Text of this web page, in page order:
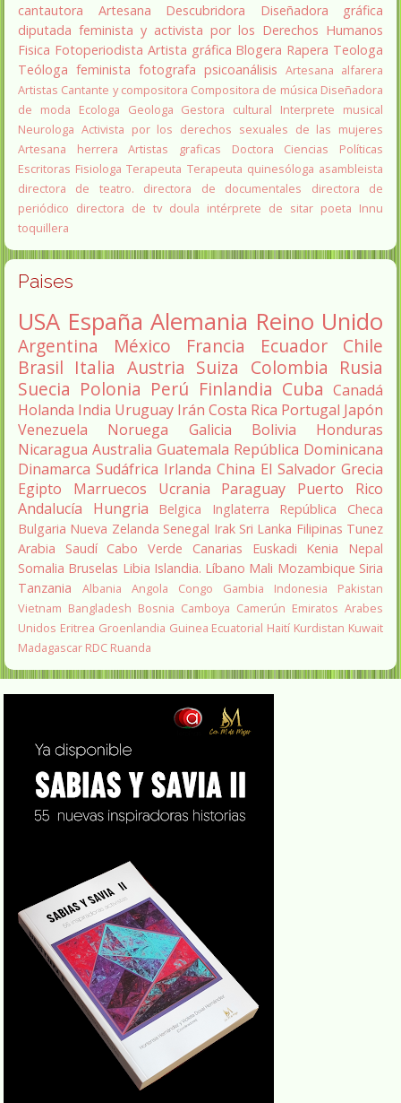
cantautora
Artesana Descubridora
Diseñadora gráfica
diputada feminista y activista por los Derechos Humanos
Fisica Fotoperiodista Artista gráfica Blogera Rapera Teologa
Teóloga feminista fotografa psicoanálisis Artesana alfarera
Artistas Cantante y compositora Compositora de música Diseñadora
de moda
Ecologa Geologa Gestora cultural
Interprete musical
Neurologa Activista por los derechos sexuales de las mujeres
Artesana herrera
Artistas graficas
Doctora Ciencias Políticas
Escritoras Fisiologa Terapeuta Terapeuta quinesóloga asambleista
directora de teatro.
directora de documentales
directora de
periódico directora de tv doula intérprete de sitar poeta Innu
toquillera
Paises
USA España Alemania Reino Unido
Argentina México Francia Ecuador
Chile
Brasil Italia Austria Suiza Colombia Rusia
Suecia Polonia Perú Finlandia Cuba Canadá
Holanda India Uruguay Irán Costa Rica Portugal Japón
Venezuela
Noruega Galicia Bolivia
Honduras
Nicaragua Australia Guatemala República Dominicana
Dinamarca Sudáfrica Irlanda China El Salvador Grecia
Egipto
Marruecos Ucrania Paraguay
Puerto Rico
Andalucía
Hungria Belgica Inglaterra
República Checa
Bulgaria Nueva Zelanda Senegal Irak Sri Lanka Filipinas Tunez
Arabia Saudí Cabo Verde Canarias Euskadi Kenia
Nepal
Somalia Bruselas Libia Islandia. Líbano Mali Mozambique Siria
Tanzania
Albania Angola Congo Gambia Indonesia
Pakistan
Vietnam Bangladesh Bosnia Camboya Camerún Emiratos Arabes
Unidos Eritrea Groenlandia Guinea Ecuatorial Haití Kurdistan Kuwait
Madagascar RDC Ruanda